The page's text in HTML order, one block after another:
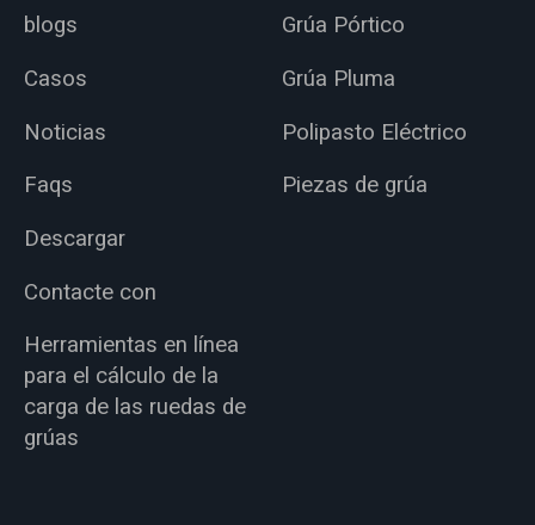
blogs
Casos
Noticias
Faqs
Descargar
Contacte con
Herramientas en línea
para el cálculo de la
carga de las ruedas de
grúas
Grúa Pórtico
Grúa Pluma
Polipasto Eléctrico
Piezas de grúa